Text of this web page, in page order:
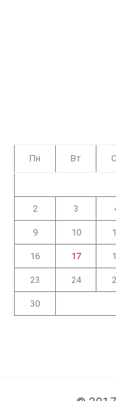
Пн Вт
2 3
9 10
16 17
23 24
30